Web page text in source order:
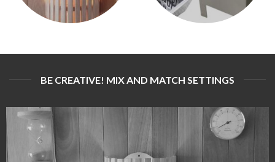
BE CREATIVE! MIX AND MATCH SETTINGS